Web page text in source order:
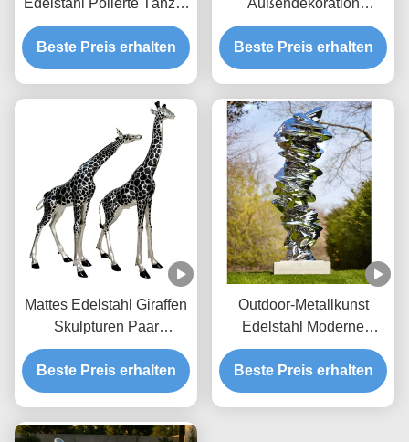
Edelstahl Polierte Tänzer
Skulptur
Beste Preis erhalten
Außendekoration
Marmorsteinfigur Skulptur
Beste Preis erhalten
Mattes Edelstahl Giraffen
Skulpturen Paar
Elegantes Abstraktes
Duo für Moderne Gärten
Beste Preis erhalten
Outdoor-Metallkunst
Edelstahl Moderne
abstrakte Skulptur
Beste Preis erhalten